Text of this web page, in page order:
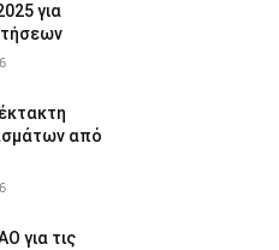
για
από
για τις